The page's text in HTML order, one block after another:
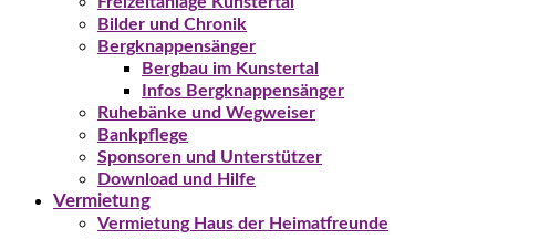
Bilder und Chronik
Bergknappensänger
Bergbau im Kunstertal
Infos Bergknappensänger
Ruhebänke und Wegweiser
Bankpflege
Sponsoren und Unterstützer
Download und Hilfe
Vermietung
Vermietung Haus der Heimatfreunde